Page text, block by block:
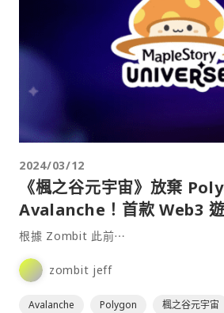
2024/03/12
《楓之谷元宇宙》放棄
Avalanche！首款 Web3
N》預計 2024 年底推出
根據 Zombit 此前⋯
zombit jeff
Avalanche Polygon 楓之谷元宇宙